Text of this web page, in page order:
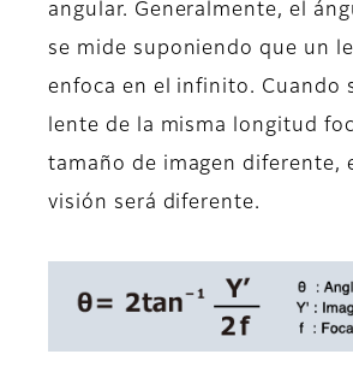
angular. Generalmente, el
se mide suponiendo que un
enfoca en el infinito. Cuando
lente de la misma longitud
tamaño de imagen diferente,
visión será diferente.